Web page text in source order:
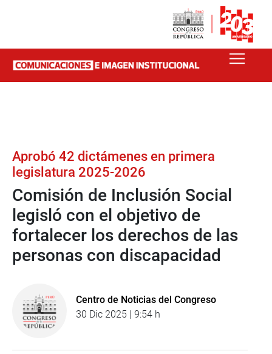
Aprobó 42 dictámenes en primera
legislatura 2025-2026
Comisión de Inclusión Social
legisló con el objetivo de
fortalecer los derechos de las
personas con discapacidad
Centro de Noticias del Congreso
30 Dic 2025 | 9:54 h